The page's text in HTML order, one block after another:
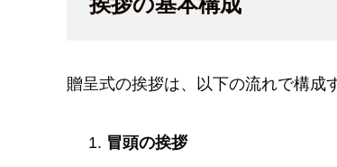
贈呈式の挨拶は、以下の流れで構成
冒頭の挨拶